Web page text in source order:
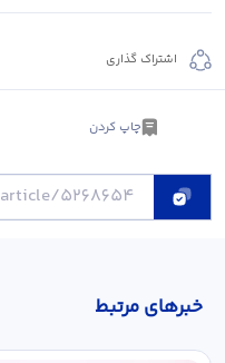
اشتراک گذاری
چاپ کردن
خبر‌های مرتبط